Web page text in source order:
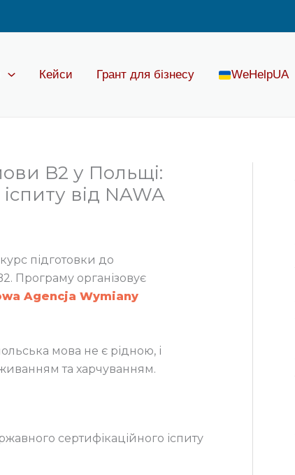
Кейси Грант для бізнесу WeHelpUA
B2 у Польщі:
від NAWA
підготовки до
Програму організовує
Agencja Wymiany
мова не є рідною, і
та харчуванням.
сертифікаційного іспиту